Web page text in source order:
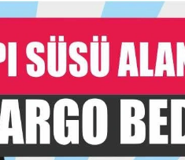
Hızlı Gönderi